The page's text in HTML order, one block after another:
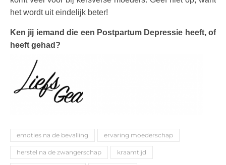
het wordt uit eindelijk beter!
Ken jij iemand die een Postpartum Depressie heeft, of
heeft gehad?
emoties na de bevalling ervaring moederschap
herstel na de zwangerschap kraamtijd